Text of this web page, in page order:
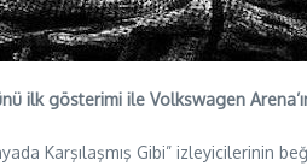
ilk gösterimi ile Volkswagen
Karşılaşmış Gibi” izleyicilerinin